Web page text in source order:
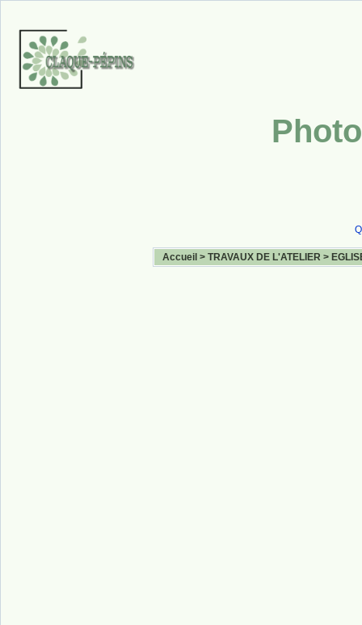
Accueil > TRAVAUX DE L'ATELIER >